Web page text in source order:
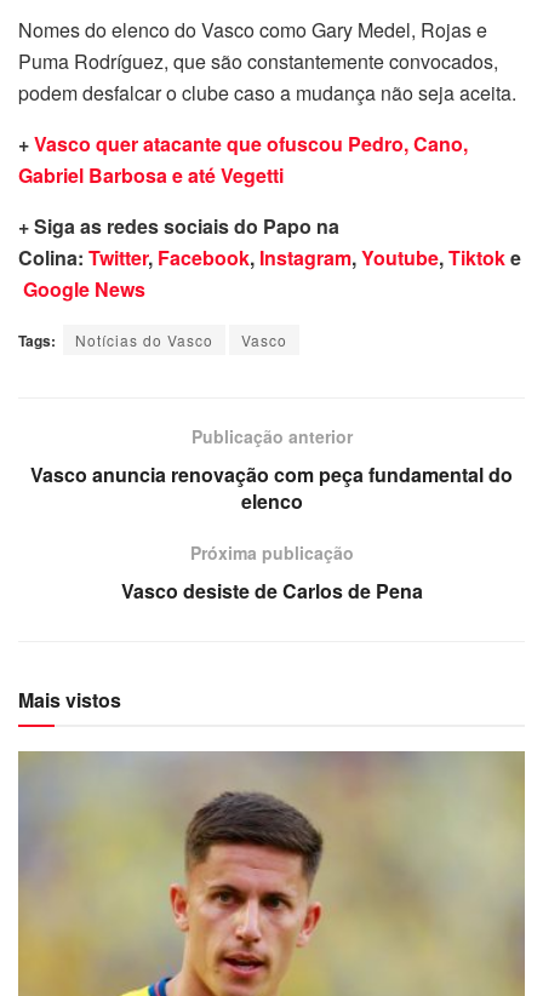
Nomes do elenco do Vasco como Gary Medel, Rojas e
Puma Rodríguez, que são constantemente convocados,
podem desfalcar o clube caso a mudança não seja aceita.
+Vasco quer atacante que ofuscou Pedro, Cano,
Gabriel Barbosa e até Vegetti
+ Siga as redes sociais do Papo na
Colina: Twitter, Facebook, Instagram,Youtube,Tiktoke
Google News
Tags: Notícias do Vasco Vasco
Publicação anterior
Vasco anuncia renovação com peça fundamental do
elenco
Próxima publicação
Vasco desiste de Carlos de Pena
Mais vistos